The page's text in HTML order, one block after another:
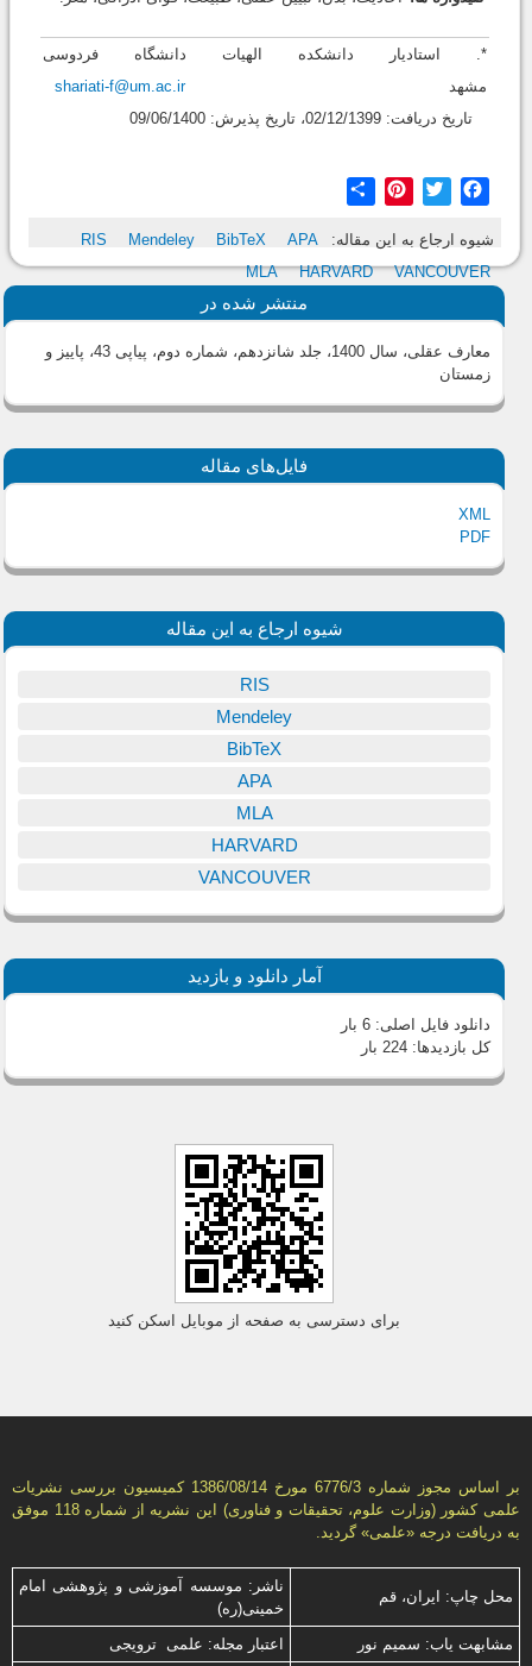
*. استادیار دانشکده الهیات دانشگاه فردوسی
مشهد
shariati-f@um.ac.ir
تاریخ دریافت: 02/12/1399، تاریخ پذیرش: 09/06/1400
Facebook
Twitter
Pinterest
شیوه ارجاع به این مقاله: RIS Mendeley BibTeX
APA
MLA
HARVARD VANCOUVER
منتشر شده در
معارف عقلی، سال 1400، جلد شانزدهم، شماره دوم، پیاپی 43، پاییز و
زمستان
فایل‌های مقاله
XML
PDF
شیوه ارجاع به این مقاله
RIS
Mendeley
BibTeX
APA
MLA
HARVARD
VANCOUVER
آمار دانلود و بازدید
دانلود فایل اصلی:6 بار
کل بازدیدها:224 بار
برای دسترسی به صفحه از موبایل اسکن کنید
بر اساس مجوز شماره 6776/3 مورخ 1386/08/14 كمیسیون بررسى نشریات
علمى كشور (وزارت علوم، تحقیقات و فناورى) این نشریه از شماره 118 موفق
به دریافت درجه «علمى» گردید.
محل چاپ: ایران، قم
ناشر: موسسه آموزشی و پژوهشی امام
خمینی(ره)
مشابهت ياب: سميم نور
اعتبار مجله: علمی ترویجی